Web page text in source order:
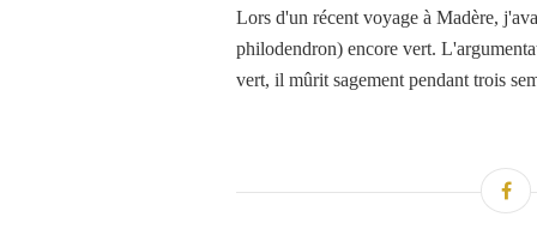
Lors d'un récent voyage à Madère,
philodendron) encore vert.
vert, il mûrit sagement pendant trois